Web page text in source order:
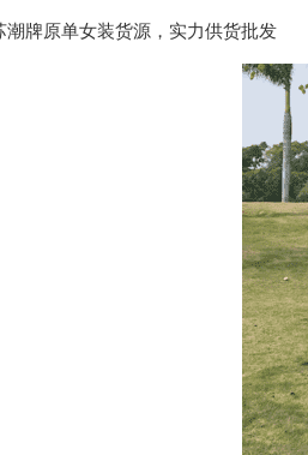
潮牌原单女装货源，实力供货批发